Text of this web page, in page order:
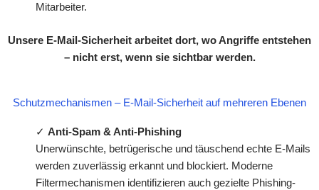
Mitarbeiter.
Unsere E-Mail-Sicherheit arbeitet dort, wo Angriffe entstehen
– nicht erst, wenn sie sichtbar werden.
Schutzmechanismen – E-Mail-Sicherheit auf mehreren Ebenen
✓ Anti-Spam & Anti-Phishing
Unerwünschte, betrügerische und täuschend echte E-Mails
werden zuverlässig erkannt und blockiert. Moderne
Filtermechanismen identifizieren auch gezielte Phishing-